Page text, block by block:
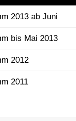
2013 ab Juni
bis Mai 2013
2012
2011